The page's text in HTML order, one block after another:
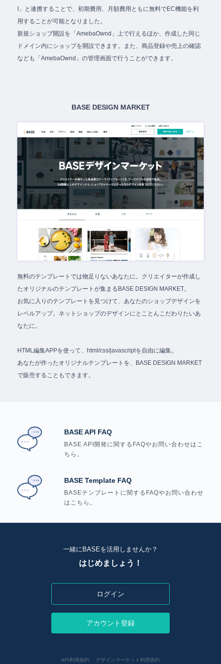
I」と連携することで、初期費用、月額費用ともに無料でEC機能を利
用することが可能となりました。
新規ショップ開設を「AmebaOwnd」上で行えるほか、作成した同じ
ドメイン内にショップを開設できます。また、商品登録や売上の確認
なども「AmebaOwnd」の管理画面で行うことができます。
BASE DESIGN MARKET
無料のテンプレートでは物足りないあなたに。クリエイターが作成し
たオリジナルのテンプレートが集まるBASE DESIGN MARKET。
お気に入りのテンプレートを見つけて、あなたのショップデザインを
レベルアップ。ネットショップのデザインにとことんこだわりたいあ
なたに。
HTML編集APPを使って、html/css/javascriptを自由に編集。
あなたが作ったオリジナルテンプレートを、BASE DESIGN MARKET
で販売することもできます。
BASE API FAQ
BASE API開発に関するFAQやお問い合わせはこ
ちら。
BASE Template FAQ
BASEテンプレートに関するFAQやお問い合わせ
はこちら。
一緒にBASEを活用しませんか？
はじめましょう！
ログイン
アカウント登録
API利用規約 デザインマーケット利用規約